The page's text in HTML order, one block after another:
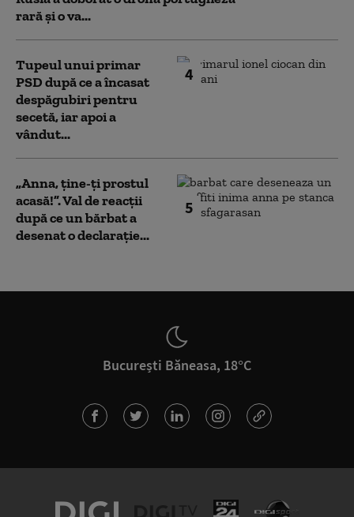
rară și o va...
4
Tupeul unui primar
PSD după ce a încasat
despăgubiri pentru
secetă, iar apoi a
vândut...
5
„Anna, ţine-ţi prostul
acasă!”. Val de reacții
după ce un bărbat a
desenat o declarație...
București Băneasa, 18°C